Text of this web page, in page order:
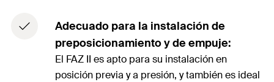
Adecuado para la instalación de
preposicionamiento y de empuje:
El FAZ II es apto para su instalación en
posición previa y a presión, y también es ideal